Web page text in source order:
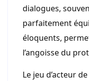
dialogues,
parfaitement
éloquents,
l’angoisse du
Le jeu d’acteur de